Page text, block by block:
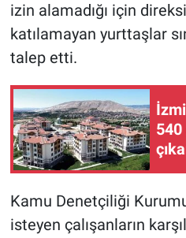
izin alamadığı için
katılamayan yurttaşlar
talep etti.
Kamu Denetçiliği
isteyen çalışanların